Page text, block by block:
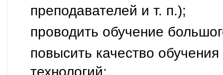
преподавателей и т. п.);
проводить обучение
повысить качество
технологий;